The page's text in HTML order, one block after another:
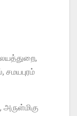
சமயபுரம்
அருள்மிகு